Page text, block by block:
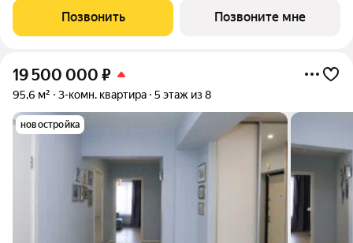
Позвонить Позвоните мне
19 500 000 ₽
95,6 м² 3-комн. квартира 5 этаж из 8
новостройка